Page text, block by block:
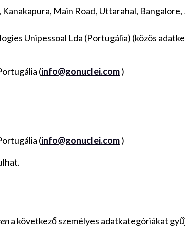
Main Road, Uttarahal, Bangalore,
Unipessoal Lda (Portugália) (közös
(info@gonuclei.com)
(info@gonuclei.com)
a következő személyes adatkategóriákat